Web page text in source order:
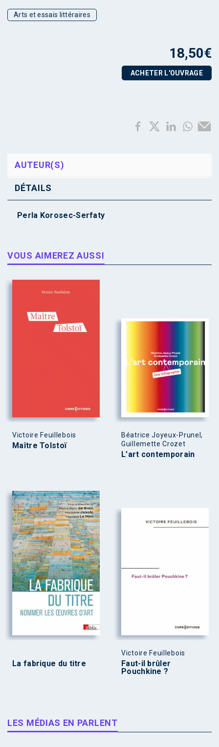
Arts et essais littéraires
18,50€
ACHETER L'OUVRAGE
AUTEUR(S)
DÉTAILS
Perla Korosec-Serfaty
VOUS AIMEREZ AUSSI
Victoire Feuillebois
Maître Tolstoï
Béatrice Joyeux-Prunel,
Guillemette Crozet
L’art contemporain
La fabrique du titre
Victoire Feuillebois
Faut-il brûler
Pouchkine ?
LES MÉDIAS EN PARLENT